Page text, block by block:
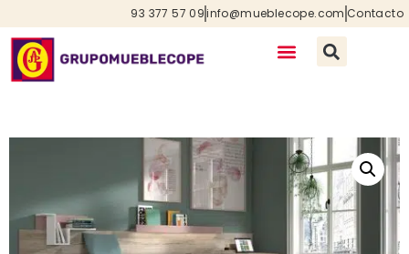
93 377 57 09info@mueblecope.com Contacto